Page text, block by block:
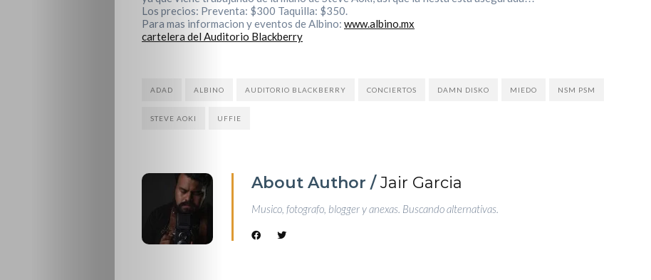
Los precios: Preventa: $300 Taquilla: $350.
Para mas informacion y eventos de Albino: www.albino.mx
cartelera del Auditorio Blackberry
ADAD ALBINO AUDITORIO BLACKBERRY CONCIERTOS DAMN DISKO MIEDO NSM PSM
STEVE AOKI UFFIE
About Author /Jair Garcia
Musico, fotografo, blogger y anexas. Buscando alternativas.